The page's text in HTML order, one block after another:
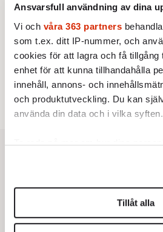
Ansvarsfull användning av dina
Vi och våra 363 partners
som t.ex. ditt IP-nummer, och
cookies för att lagra och få tillgång
enhet för att kunna tillhandahålla
innehåll, annons- och
och produktutveckling. Du kan
använda din data och i vilka syften.
Ta reda på mer om hur dina
Du kan ändra eller dra tillbaka ditt
helst från cookie-förklaringen.
Vi använder enhetsidentifierare för
Tillåt alla
KRÖNIKA
alla om att vara arbetarklass
STICKET
5.Dan Korn: Quisling, quislingar
6.Johan Romin:Andersson, hur
här?